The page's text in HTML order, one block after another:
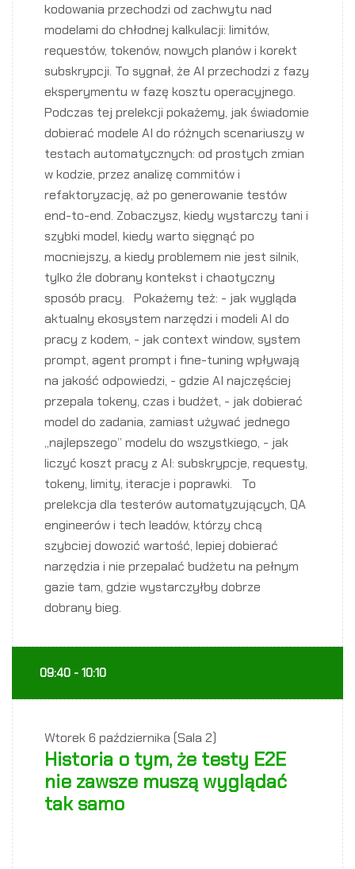
kodowania przechodzi od zachwytu nad
modelami do chłodnej kalkulacji: limitów,
requestów, tokenów, nowych planów i korekt
subskrypcji. To sygnał, że AI przechodzi z fazy
eksperymentu w fazę kosztu operacyjnego.
Podczas tej prelekcji pokażemy, jak świadomie
dobierać modele AI do różnych scenariuszy w
testach automatycznych: od prostych zmian
w kodzie, przez analizę commitów i
refaktoryzację, aż po generowanie testów
end-to-end. Zobaczysz, kiedy wystarczy tani i
szybki model, kiedy warto sięgnąć po
mocniejszy, a kiedy problemem nie jest silnik,
tylko źle dobrany kontekst i chaotyczny
sposób pracy. Pokażemy też: - jak wygląda
aktualny ekosystem narzędzi i modeli AI do
pracy z kodem, - jak context window, system
prompt, agent prompt i fine-tuning wpływają
na jakość odpowiedzi, - gdzie AI najczęściej
przepala tokeny, czas i budżet, - jak dobierać
model do zadania, zamiast używać jednego
„najlepszego” modelu do wszystkiego, - jak
liczyć koszt pracy z AI: subskrypcje, requesty,
tokeny, limity, iteracje i poprawki. To
prelekcja dla testerów automatyzujących, QA
engineerów i tech leadów, którzy chcą
szybciej dowozić wartość, lepiej dobierać
narzędzia i nie przepalać budżetu na pełnym
gazie tam, gdzie wystarczyłby dobrze
dobrany bieg.
09:40 - 10:10
Wtorek6 października (Sala 2)
Historia o tym, że testy E2E
nie zawsze muszą wyglądać
tak samo